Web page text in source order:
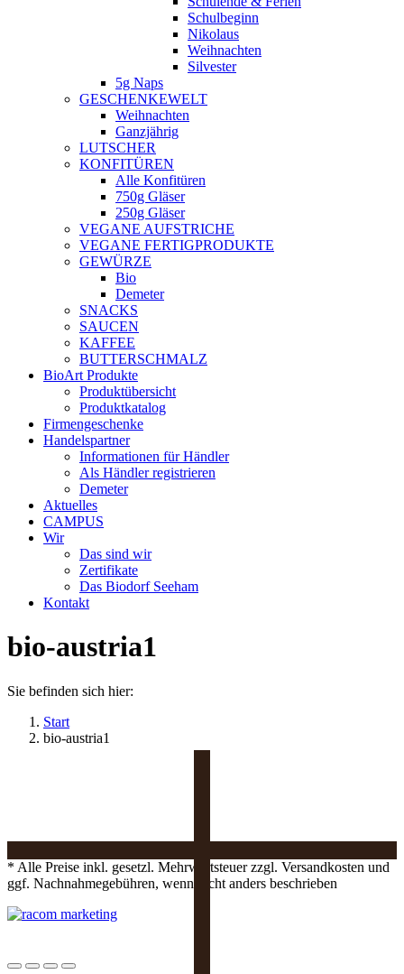
Schulbeginn
Nikolaus
Weihnachten
Silvester
5g Naps
GESCHENKEWELT
Weihnachten
Ganzjährig
LUTSCHER
KONFITÜREN
Alle Konfitüren
750g Gläser
250g Gläser
VEGANE AUFSTRICHE
VEGANE FERTIGPRODUKTE
GEWÜRZE
Bio
Demeter
SNACKS
SAUCEN
KAFFEE
BUTTERSCHMALZ
BioArt Produkte
Produktübersicht
Produktkatalog
Firmengeschenke
Handelspartner
Informationen für Händler
Als Händler registrieren
Demeter
Aktuelles
CAMPUS
Wir
Das sind wir
Zertifikate
Das Biodorf Seeham
Kontakt
bio-austria1
Sie befinden sich hier:
Start
bio-austria1
* Alle Preise inkl. gesetzl. Mehrwertsteuer zzgl. Versandkosten und
ggf. Nachnahmegebühren, wenn nicht anders beschrieben